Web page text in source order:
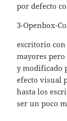
por defecto
3-Openbox-
escritorio
mayores
y modificado
efecto visual
hasta los
ser un poco